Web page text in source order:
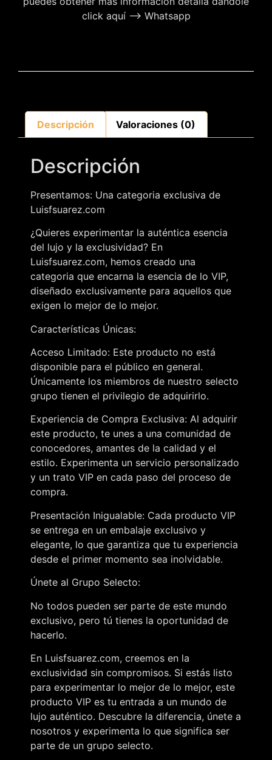
click aquí –> Whatsapp
Descripción Valoraciones (0)
Descripción
Presentamos: Una categoria exclusiva de
Luisfsuarez.com
¿Quieres experimentar la auténtica esencia
del lujo y la exclusividad? En
Luisfsuarez.com, hemos creado una
categoria que encarna la esencia de lo VIP,
diseñado exclusivamente para aquellos que
exigen lo mejor de lo mejor.
Características Únicas:
Acceso Limitado: Este producto no está
disponible para el público en general.
Únicamente los miembros de nuestro selecto
grupo tienen el privilegio de adquirirlo.
Experiencia de Compra Exclusiva: Al adquirir
este producto, te unes a una comunidad de
conocedores, amantes de la calidad y el
estilo. Experimenta un servicio personalizado
y un trato VIP en cada paso del proceso de
compra.
Presentación Inigualable: Cada producto VIP
se entrega en un embalaje exclusivo y
elegante, lo que garantiza que tu experiencia
desde el primer momento sea inolvidable.
Únete al Grupo Selecto:
No todos pueden ser parte de este mundo
exclusivo, pero tú tienes la oportunidad de
hacerlo.
En Luisfsuarez.com, creemos en la
exclusividad sin compromisos. Si estás listo
para experimentar lo mejor de lo mejor, este
producto VIP es tu entrada a un mundo de
lujo auténtico. Descubre la diferencia, únete a
nosotros y experimenta lo que significa ser
parte de un grupo selecto.